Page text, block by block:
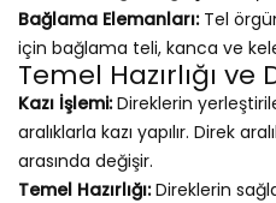
Bağlama Elemanları:Tel
için bağlama teli, kanca ve
Temel Hazırlığı ve
Kazı İşlemi:Direklerin
aralıklarla kazı yapılır. Direk
arasında değişir.
Temel Hazırlığı:Direklerin